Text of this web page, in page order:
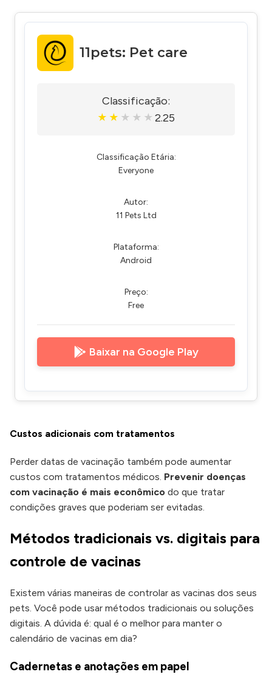
11pets: Pet care
Classificação:
★ ★ ★ ★ ★ 2.25
Classificação Etária:
Everyone
Autor:
11 Pets Ltd
Plataforma:
Android
Preço:
Free
Baixar na Google Play
Custos adicionais com tratamentos
Perder datas de vacinação também pode aumentar
custos com tratamentos médicos. Prevenir doenças
com vacinação é mais econômico do que tratar
condições graves que poderiam ser evitadas.
Métodos tradicionais vs. digitais para
controle de vacinas
Existem várias maneiras de controlar as vacinas dos seus
pets. Você pode usar métodos tradicionais ou soluções
digitais. A dúvida é: qual é o melhor para manter o
calendário de vacinas em dia?
Cadernetas e anotações em papel